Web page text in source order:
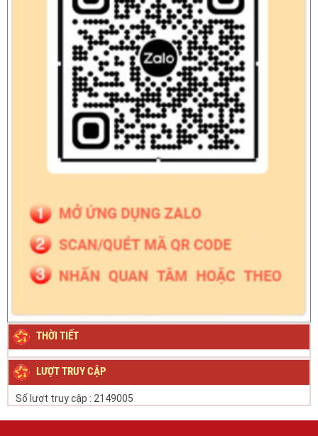
THỜI TIẾT
LƯỢT TRUY CẬP
Số lượt truy cập : 2149005